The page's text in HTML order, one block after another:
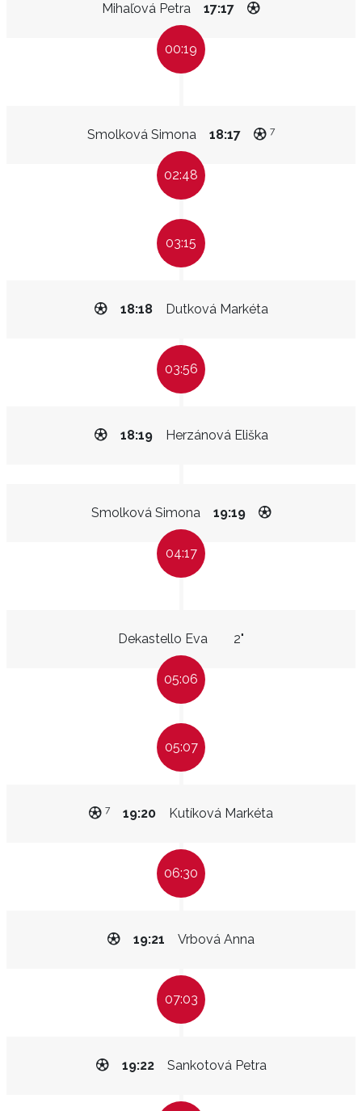
Mihaľová Petra 17:17
00:19
Smolková Simona 18:17 7
02:48
03:15
Dutková Markéta
18:18
03:56
Herzánová Eliška
18:19
Smolková Simona 19:19
04:17
Dekastello Eva 2"
05:06
05:07
Kutíková Markéta
19:20
7
06:30
Vrbová Anna
19:21
07:03
Sankotová Petra
19:22